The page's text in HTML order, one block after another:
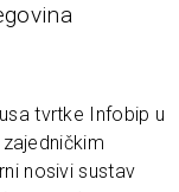
tvrtke Infobip u
nosivi sustav